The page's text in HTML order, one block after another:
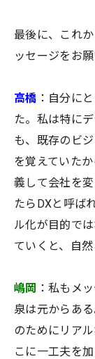
最後に、これ
ッセージをお願
高橋 ：自分に
た。私は特に
も、既存のビ
を覚えていた
義して会社を
たらDXと呼ば
ル化が目的で
ていくと、自
嶋岡 ：私もメ
泉は元からあ
のためにリア
こに一工夫を